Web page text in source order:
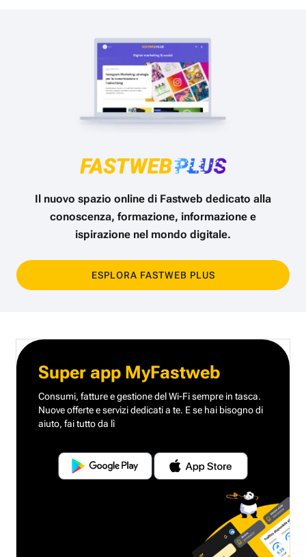
Il nuovo spazio online di Fastweb dedicato alla
conoscenza, formazione, informazione e
ispirazione nel mondo digitale.
ESPLORA FASTWEB PLUS
Super app MyFastweb
Consumi, fatture e gestione del Wi-Fi sempre in tasca.
Nuove offerte e servizi dedicati a te. E se hai bisogno di
aiuto, fai tutto da lì